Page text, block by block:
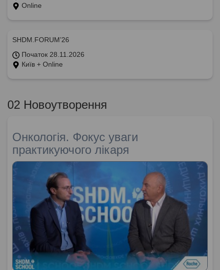
Online
SHDM.FORUM’26
Початок 28.11.2026
Київ + Online
02 Новоутворення
Онкологія. Фокус уваги
практикуючого лікаря